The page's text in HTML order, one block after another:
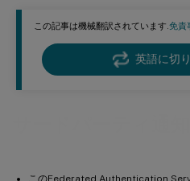
この記事は機械翻訳されています.免責
英語に切
このFederated Authentication